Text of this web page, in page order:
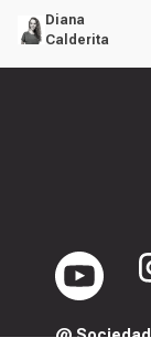
Diana
Calderita
@